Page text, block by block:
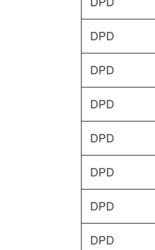
DPD
DPD
DPD
DPD
DPD
DPD
DPD